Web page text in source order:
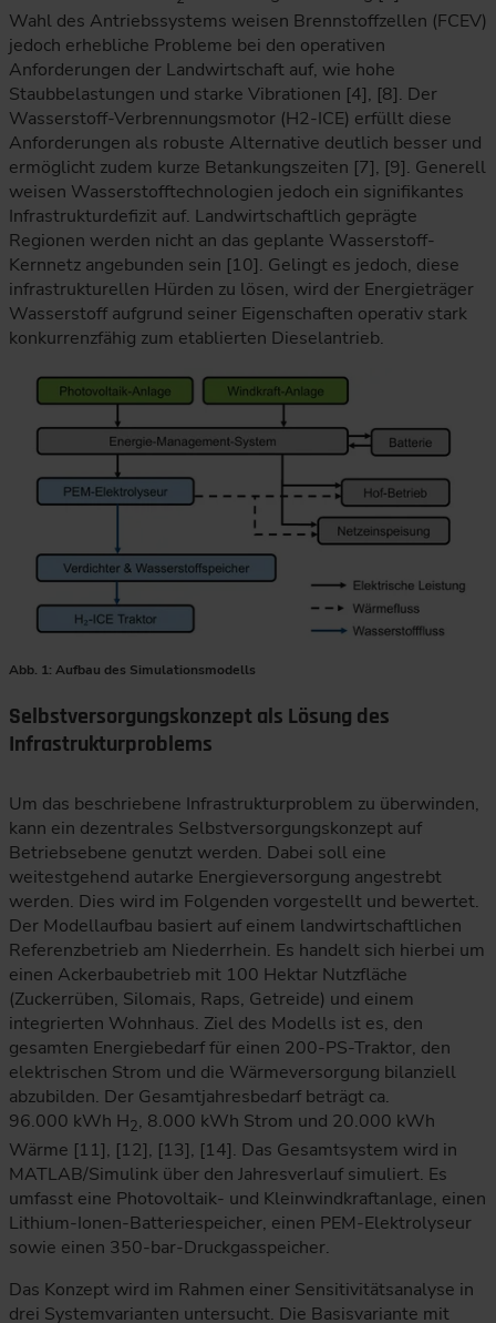
Wahl des Antriebssystems weisen Brennstoffzellen (FCEV)
jedoch erhebliche Probleme bei den operativen
Anforderungen der Landwirtschaft auf, wie hohe
Staubbelastungen und starke Vibrationen [4], [8]. Der
Wasserstoff-Verbrennungsmotor (H2-ICE) erfüllt diese
Anforderungen als robuste Alternative deutlich besser und
ermöglicht zudem kurze Betankungszeiten [7], [9]. Generell
weisen Wasserstofftechnologien jedoch ein signifikantes
Infrastrukturdefizit auf. Landwirtschaftlich geprägte
Regionen werden nicht an das geplante Wasserstoff-
Kernnetz angebunden sein [10]. Gelingt es jedoch, diese
infrastrukturellen Hürden zu lösen, wird der Energieträger
Wasserstoff aufgrund seiner Eigenschaften operativ stark
konkurrenzfähig zum etablierten Dieselantrieb.
Abb. 1: Aufbau des Simulationsmodells
Die Grafik zeigt ein landwirtschaftliches
Selbstversorgungskonzept als Lösung des
Infrastrukturproblems
Um das beschriebene Infrastrukturproblem zu überwinden,
kann ein dezentrales Selbstversorgungskonzept auf
Betriebsebene genutzt werden. Dabei soll eine
weitestgehend autarke Energieversorgung angestrebt
werden. Dies wird im Folgenden vorgestellt und bewertet.
Der Modellaufbau basiert auf einem landwirtschaftlichen
Referenzbetrieb am Niederrhein. Es handelt sich hierbei um
einen Ackerbaubetrieb mit 100 Hektar Nutzfläche
(Zuckerrüben, Silomais, Raps, Getreide) und einem
integrierten Wohnhaus. Ziel des Modells ist es, den
gesamten Energiebedarf für einen 200-PS-Traktor, den
elektrischen Strom und die Wärmeversorgung bilanziell
abzubilden. Der Gesamtjahresbedarf beträgt ca.
96.000 kWh H2, 8.000 kWh Strom und 20.000 kWh
Wärme [11], [12], [13], [14]. Das Gesamtsystem wird in
MATLAB/Simulink über den Jahresverlauf simuliert. Es
umfasst eine Photovoltaik- und Kleinwindkraftanlage, einen
Lithium-Ionen-Batteriespeicher, einen PEM-Elektrolyseur
sowie einen 350-bar-Druckgasspeicher.
Das Konzept wird im Rahmen einer Sensitivitätsanalyse in
drei Systemvarianten untersucht. Die Basisvariante mit